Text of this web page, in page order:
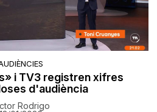
i TV3 registren xifres
d'audiència
Rodrigo